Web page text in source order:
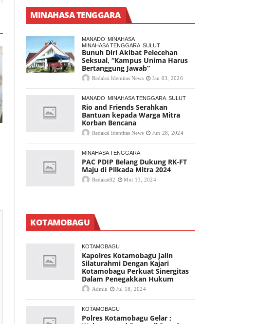
MINAHASA TENGGARA
MANADO MINAHASA
MINAHASA TENGGARA SULUT
Bunuh Diri Akibat Pelecehan
Seksual, “Kampus Unima Harus
Bertanggung Jawab”
Redaksi Identitas News Jan 03, 2026
MANADO MINAHASA TENGGARA SULUT
Rio and Friends Serahkan
Bantuan kepada Warga Mitra
Korban Bencana
Redaksi Identitas News Jun 28, 2024
MINAHASA TENGGARA
PAC PDIP Belang Dukung RK-FT
Maju di Pilkada Mitra 2024
Redaksi02 Mei 13, 2024
KOTAMOBAGU
KOTAMOBAGU
Kapolres Kotamobagu Jalin
Silaturahmi Dengan Kajari
Kotamobagu Perkuat Sinergitas
Dalam Penegakkan Hukum
Admin Jul 18, 2024
KOTAMOBAGU
Polres Kotamobagu Gelar ;